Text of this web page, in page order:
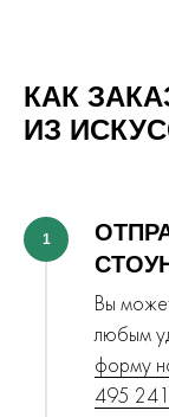
КАК
ИЗ
1
Вы
любым
форму
495